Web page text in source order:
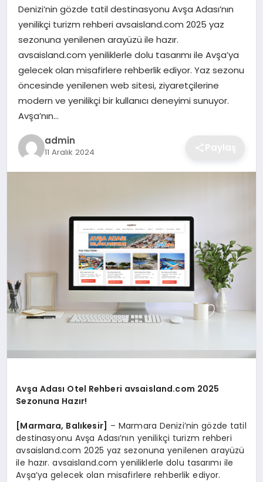
EKONOMI
MAGAZIN
OTOMOBIL
TEKNOLOJI
Denizi’nin gözde tatil destinasyonu Avşa Adası’nın
yenilikçi turizm rehberi avsaisland.com 2025 yaz
sezonuna yenilenen arayüzü ile hazır.
avsaisland.com yeniliklerle dolu tasarımı ile Avşa’ya
gelecek olan misafirlere rehberlik ediyor. Yaz sezonu
öncesinde yenilenen web sitesi, ziyaretçilerine
modern ve yenilikçi bir kullanıcı deneyimi sunuyor.
Avşa’nın…
admin
11 Aralık 2024
Avşa Adası Otel Rehberi avsaisland.com 2025
Sezonuna Hazır!
[Marmara, Balıkesir] – Marmara Denizi’nin gözde tatil
destinasyonu Avşa Adası’nın yenilikçi turizm rehberi
avsaisland.com 2025 yaz sezonuna yenilenen arayüzü
ile hazır. avsaisland.com yeniliklerle dolu tasarımı ile
Avşa’ya gelecek olan misafirlere rehberlik ediyor.